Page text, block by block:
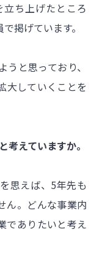
ち上げたところ
掲げています。
と思っており、
大していくことを
考えていますか。
思えば、5年先も
ん。どんな事業内
でありたいと考え